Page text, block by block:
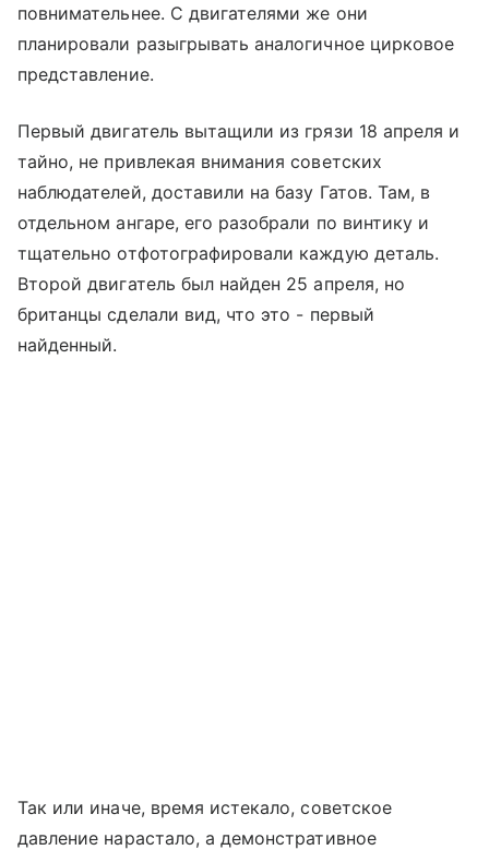
повнимательнее. С двигателями же они
планировали разыгрывать аналогичное цирковое
представление.
Первый двигатель вытащили из грязи 18 апреля и
тайно, не привлекая внимания советских
наблюдателей, доставили на базу Гатов. Там, в
отдельном ангаре, его разобрали по винтику и
тщательно отфотографировали каждую деталь.
Второй двигатель был найден 25 апреля, но
британцы сделали вид, что это - первый
найденный.
Так или иначе, время истекало, советское
давление нарастало, а демонстративное